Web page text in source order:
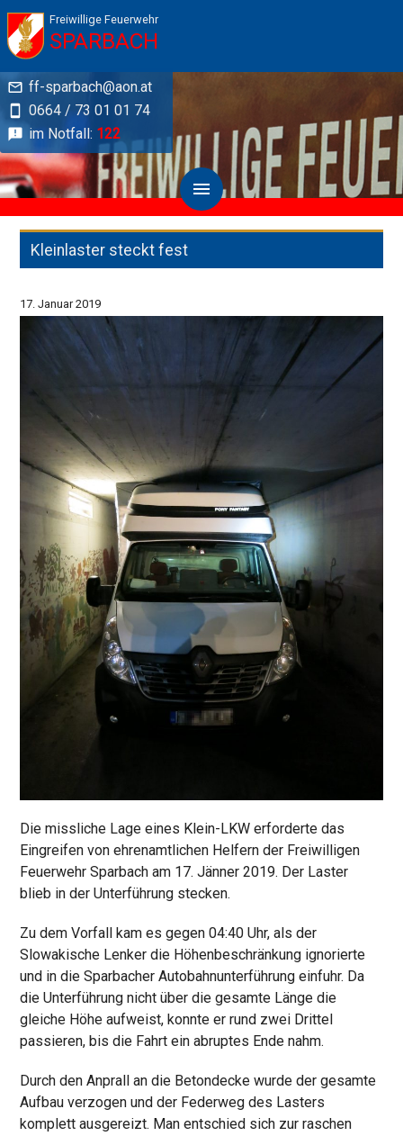
Freiwillige Feuerwehr
SPARBACH
ff-sparbach@aon.at
0664 / 73 01 01 74
im Notfall: 122
Kleinlaster steckt fest
17. Januar 2019
Die missliche Lage eines Klein-LKW erforderte das
Eingreifen von ehrenamtlichen Helfern der Freiwilligen
Feuerwehr Sparbach am 17. Jänner 2019. Der Laster
blieb in der Unterführung stecken.
Zu dem Vorfall kam es gegen 04:40 Uhr, als der
Slowakische Lenker die Höhenbeschränkung ignorierte
und in die Sparbacher Autobahnunterführung einfuhr. Da
die Unterführung nicht über die gesamte Länge die
gleiche Höhe aufweist, konnte er rund zwei Drittel
passieren, bis die Fahrt ein abruptes Ende nahm.
Durch den Anprall an die Betondecke wurde der gesamte
Aufbau verzogen und der Federweg des Lasters
komplett ausgereizt. Man entschied sich zur raschen